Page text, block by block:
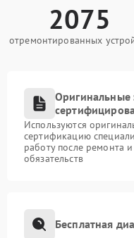
2075
отремонтированных
Оригинальные
Используются
сертификацию
работу после ремонта
обязательств
Бесплатная